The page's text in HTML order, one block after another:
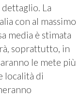
La
con al massimo
media è stimata
soprattutto, in
le mete più
località di